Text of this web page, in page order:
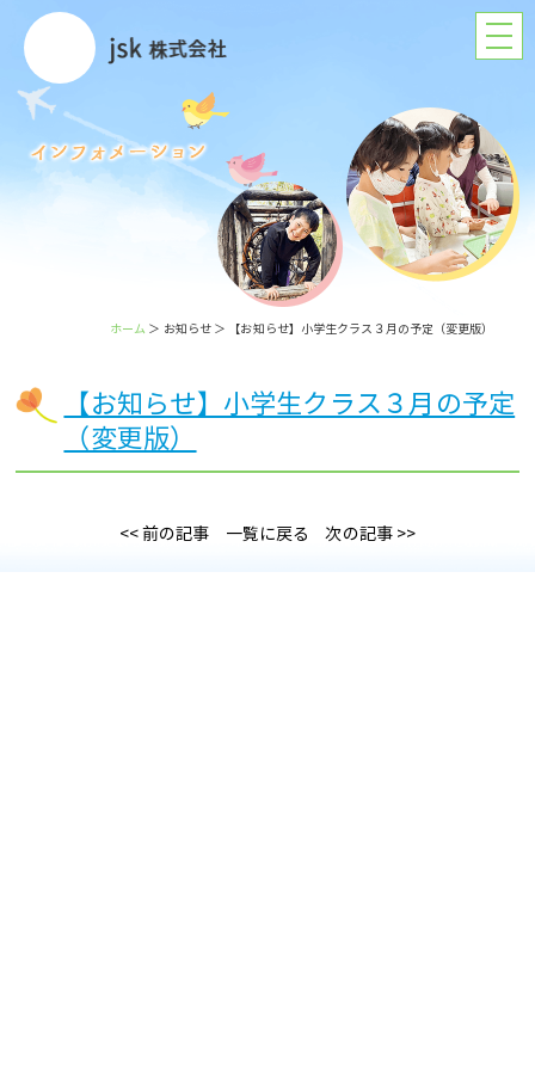
ホーム ＞ お知らせ ＞ 【お知らせ】小学生クラス３月の予定（変更版）
【お知らせ】小学生クラス３月の予定
（変更版）
<< 前の記事 一覧に戻る 次の記事 >>